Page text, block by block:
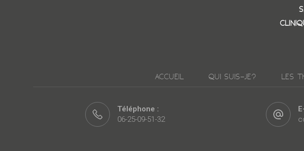
ACCUEIL QUI SUIS-JE? LES
Téléphone :
06-25-09-51-32